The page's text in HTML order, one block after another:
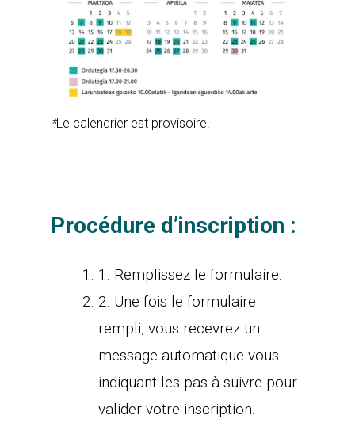
*Le calendrier est provisoire.
Procédure d’inscription :
1. Remplissez le formulaire.
2. Une fois le formulaire
rempli, vous recevrez un
message automatique vous
indiquant les pas à suivre pour
valider votre inscription.